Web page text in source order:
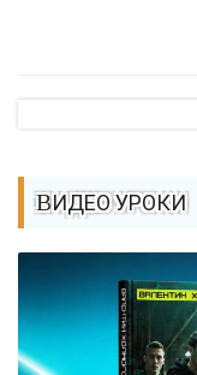
ВИДЕО УРОКИ